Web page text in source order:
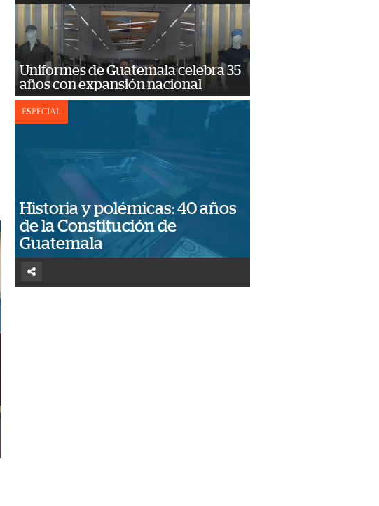
Uniformes de Guatemala celebra 35
años con expansión nacional
ESPECIAL
Historia y polémicas: 40 años
de la Constitución de
Guatemala